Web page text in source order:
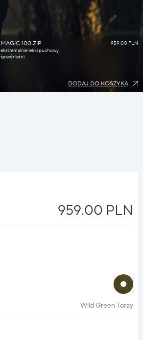
MAGIC 100 ZIP
ekstremalnie lekki puchowy
śpiwór letni
959.00 PLN
DODAJ DO KOSZYKA
959.00 PLN
halo
?
Wild Green Toray